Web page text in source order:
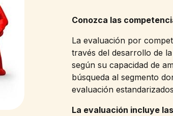
Conozca las
La evaluación por
través del desarrollo de
según su capacidad de
búsqueda al segmento
evaluación
La evaluación incluye